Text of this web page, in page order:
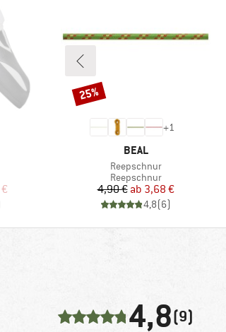
Preis
+1
MARKE
BEAL
Artikel
Reepschnur
Produktgruppe
Reepschnur
Preis
4,90 € reduzierter Preis
ab 3,68 €
4,8(6)
Rabatt
25%
4,8(9)